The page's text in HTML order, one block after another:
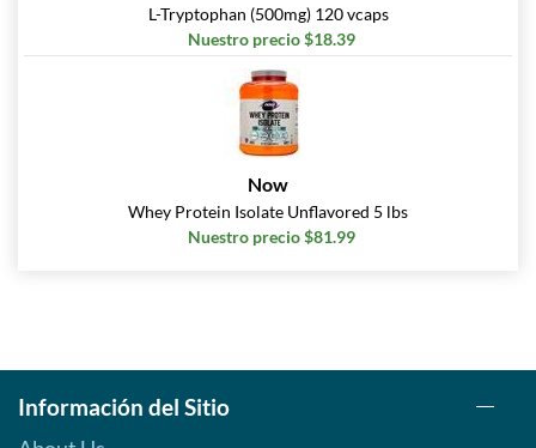
L-Tryptophan (500mg) 120 vcaps
Nuestro precio $18.39
Now
Whey Protein Isolate Unflavored 5 lbs
Nuestro precio $81.99
Información del Sitio